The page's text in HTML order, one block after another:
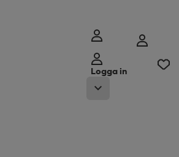
Logga in